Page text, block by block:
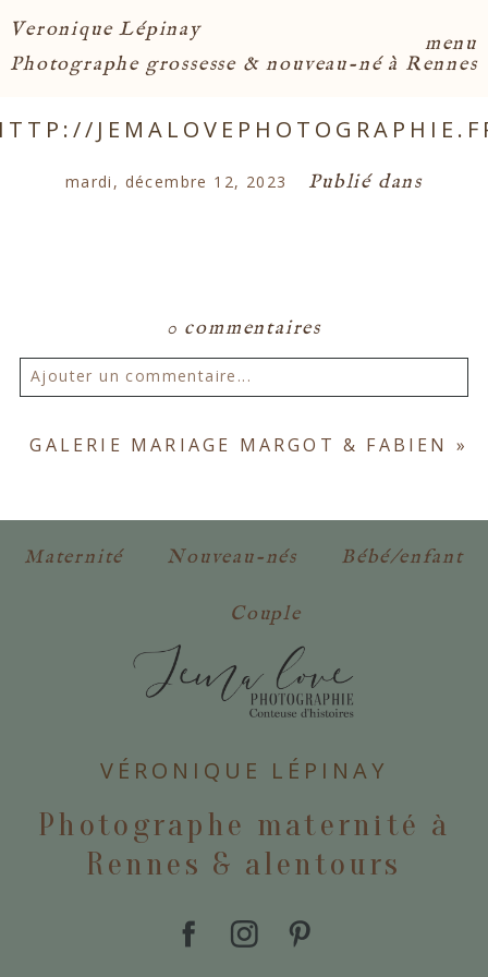
menu
Veronique Lépinay
Photographe grossesse & nouveau-né à Rennes
mardi, décembre 12, 2023 Publié dans
0 commentaires
Ajouter un commentaire...
Votre email ne sera jamais publié ou partagé.
GALERIE MARIAGE MARGOT & FABIEN »
Maternité Nouveau-nés Bébé/enfant
Couple
VÉRONIQUE LÉPINAY
Photographe maternité à
Rennes & alentours